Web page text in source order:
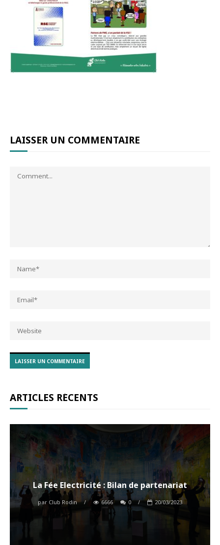
LAISSER UN COMMENTAIRE
ARTICLES RÉCENTS
La Fée Electricité : Bilan de partenariat
par Club Rodin / 6666 0 / 20/03/2023